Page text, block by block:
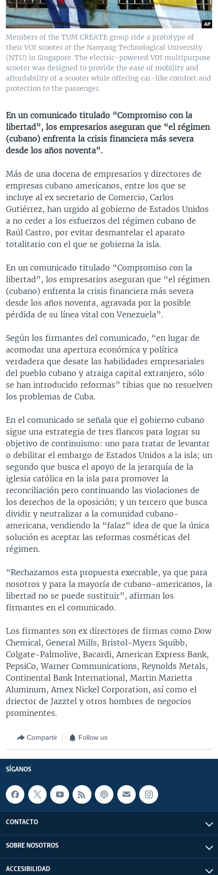
VENEZUELA
BRASIL
NICARAGUA
ECONOMÍA
ENTRETENIMIENTO Y CULTURA
TECNOLOGÍA
DEPORTES
CIENCIA Y SALUD
MULTIMEDIA
VIDEOS
FOTOGRAFÍA
AUDIOS
PROGRAMAS TV
EL MUNDO AL DÍA
FORO INTERAMERICANO
VISIÓN 360
PANORAMA
RADIO
AVANCE INFORMATIVO
AUDIONOTICIAS
ESTADOS UNIDOS AL DÍA
EL MUNDO AL DÍA [RADIO]
FORO [RADIO]
NOTA ECONÓMICA
ENTRETENIMIENTO
DIRECT
DOCUMENTALES DE LA VOA
SÍGANOS
Idiomas
Members of the TUM CREATE group ride a prototype of
their VOI scooter at the Nanyang Technological University
(NTU) in Singapore. The electric-powered VOI multipurpose
scooter was designed to provide the ease of mobility and
affordability of a scooter while offering car-like comfort and
protection to the passenger.
En un comunicado titulado “Compromiso con la
libertad”, los empresarios aseguran que “el régimen
(cubano) enfrenta la crisis financiera más severa
desde los años noventa".
Más de una docena de empresarios y directores de
empresas cubano americanos, entre los que se
incluye al ex secretario de Comercio, Carlos
Gutiérrez, han urgido al gobierno de Estados Unidos
a no ceder a los esfuerzos del régimen cubano de
Raúl Castro, por evitar desmantelar el aparato
totalitario con el que se gobierna la isla.
En un comunicado titulado “Compromiso con la
libertad”, los empresarios aseguran que “el régimen
(cubano) enfrenta la crisis financiera más severa
desde los años noventa, agravada por la posible
pérdida de su línea vital con Venezuela”.
Según los firmantes del comunicado, “en lugar de
acomodar una apertura económica y política
verdadera que desate las habilidades empresariales
del pueblo cubano y atraiga capital extranjero, sólo
se han introducido reformas” tibias que no resuelven
los problemas de Cuba.
En el comunicado se señala que el gobierno cubano
sigue una estrategia de tres flancos para lograr su
objetivo de continuismo: uno para tratar de levantar
o debilitar el embargo de Estados Unidos a la isla; un
segundo que busca el apoyo de la jerarquía de la
iglesia católica en la isla para promover la
reconciliación pero continuando las violaciones de
los derechos de la oposición; y un tercero que busca
dividir y neutralizar a la comunidad cubano-
americana, vendiendo la “falaz” idea de que la única
solución es aceptar las reformas cosméticas del
régimen.
“Rechazamos esta propuesta execrable, ya que para
nosotros y para la mayoría de cubano-americanos, la
libertad no se puede sustituir”, afirman los
firmantes en el comunicado.
Los firmantes son ex directores de firmas como Dow
Chemical, General Mills, Bristol-Myers Squibb,
Colgate-Palmolive, Bacardi, American Express Bank,
PepsiCo, Warner Communications, Reynolds Metals,
Continental Bank International, Martin Marietta
Aluminum, Amex Nickel Corporation, así como el
driector de Jazztel y otros hombres de negocios
prominentes.
Compartir Follow us
SÍGANOS
CONTACTO
SOBRE NOSOTROS
ACCESIBILIDAD